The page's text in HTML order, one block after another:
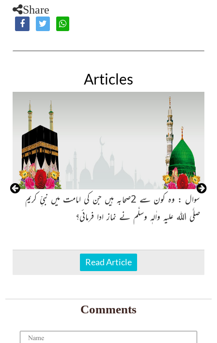
Share
Articles
سوال : وہ کون سے 2صحابہ ہیں جن کی امامت میں نبیِّ کریم
صلَّی اللہ علیہ واٰلہٖ وسلَّم نے نماز ادا فرمائی؟
Read Article
Comments